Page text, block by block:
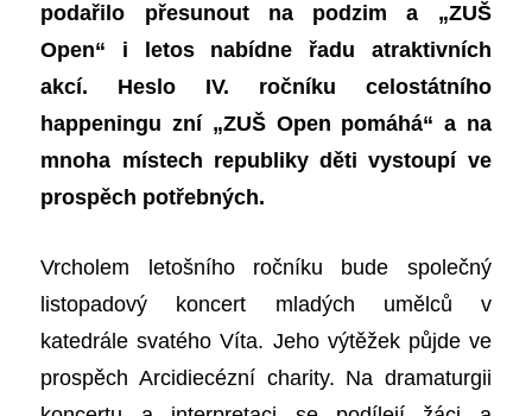
podařilo přesunout na podzim a „ZUŠ
Open“ i letos nabídne řadu atraktivních
akcí. Heslo IV. ročníku celostátního
happeningu zní „ZUŠ Open pomáhá“ a na
mnoha místech republiky děti vystoupí ve
prospěch potřebných.
Vrcholem letošního ročníku bude společný
listopadový koncert mladých umělců v
katedrále svatého Víta. Jeho výtěžek půjde ve
prospěch Arcidiecézní charity. Na dramaturgii